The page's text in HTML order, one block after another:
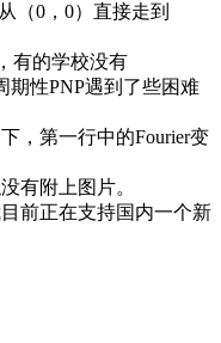
（0，0）直接走到
有的学校没有
期性PNP遇到了些困难
，第一行中的Fourier变
有附上图片。
前正在支持国内一个新